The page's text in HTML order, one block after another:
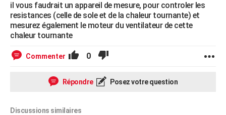
il vous faudrait un appareil de mesure, pour controler les
resistances (celle de sole et de la chaleur tournante) et
mesurez également le moteur du ventilateur de cette
chaleur tournante
Commenter 0
Répondre Posez votre question
Discussions similaires